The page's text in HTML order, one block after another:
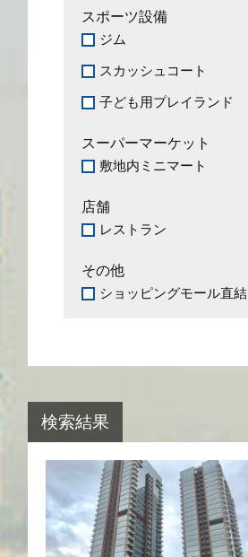
スポーツ設備
ジム
スカッシュコート
子ども用プレイランド
スーパーマーケット
敷地内ミニマート
店舗
レストラン
その他
ショッピングモール直結
検索結果